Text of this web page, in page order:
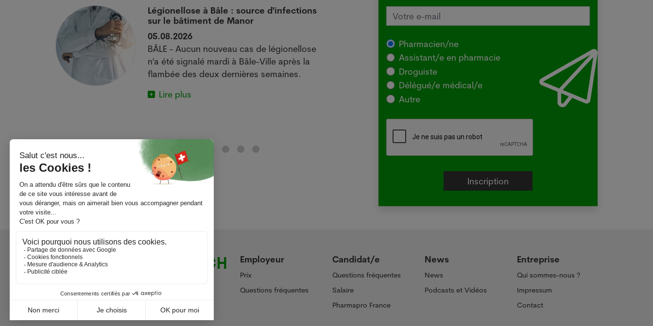
Légionellose à Bâle : source d'infections
sur le bâtiment de Manor
05.08.2026
BÂLE - Aucun nouveau cas de légionellose
n'a été signalé mardi à Bâle-Ville après la
flambée des deux dernières semaines.
Lire plus
L'Australie confirme une transmission
locale de la grippe aviaire
SYDNEY - La ministre australienne de
l'Agriculture a confirmé mercredi que la
souche H5 de la grippe aviaire, identifiée
pour la première fois dans le pays en juin
chez un oiseau migrateur,...
Lire plus
Pharmacien/ne
Assistant/e en pharmacie
Droguiste
Délégué/e médical/e
Autre
Employeur
Prix
Questions fréquentes
Candidat/e
Questions fréquentes
Salaire
Pharmapro France
News
News
Podcasts et Vidéos
Entreprise
Qui sommes-nous ?
Impressum
Contact